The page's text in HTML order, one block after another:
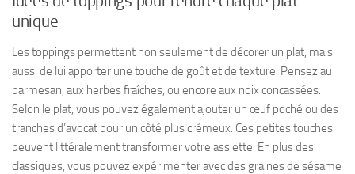
unique
Les toppings permettent non seulement de décorer un plat, mais
aussi de lui apporter une touche de goût et de texture. Pensez au
parmesan, aux herbes fraîches, ou encore aux noix concassées.
Selon le plat, vous pouvez également ajouter un œuf poché ou des
tranches d’avocat pour un côté plus crémeux. Ces petites touches
peuvent littéralement transformer votre assiette. En plus des
classiques, vous pouvez expérimenter avec des graines de sésame